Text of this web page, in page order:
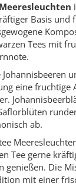
Basis und
Tees mit
eine fruchtige
ab.
Tee gerne
genießen. Die
mit einer